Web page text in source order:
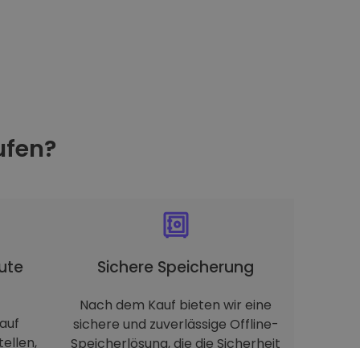
Sichere Speicherung
Nach dem Kauf bieten wir eine
sichere und zuverlässige Offline-
Speicherlösung, die die Sicherheit